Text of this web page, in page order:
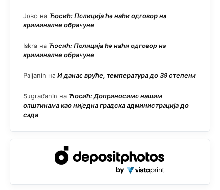
Јово на Ћосић: Полиција ће наћи одговор на
криминалне обрачуне
Iskra на Ћосић: Полиција ће наћи одговор на
криминалне обрачуне
Paljanin на И данас вруће, температура до 39 степени
Sugrađanin на Ћосић: Доприносимо нашим
општинама као ниједна градска администрација до
сада